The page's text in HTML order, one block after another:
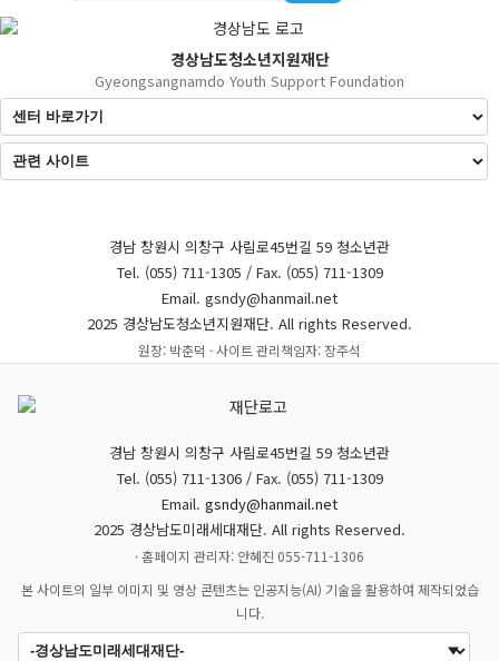
경상남도청소년지원재단
Gyeongsangnamdo Youth Support Foundation
경남 창원시 의창구 사림로45번길 59 청소년관
Tel. (055) 711-1305 / Fax. (055) 711-1309
Email. gsndy@hanmail.net
2025 경상남도청소년지원재단. All rights Reserved.
원장: 박춘덕 · 사이트 관리책임자: 장주석
경남 창원시 의창구 사림로45번길 59 청소년관
Tel. (055) 711-1306 / Fax. (055) 711-1309
Email. gsndy@hanmail.net
2025 경상남도미래세대재단. All rights Reserved.
· 홈페이지 관리자: 안혜진 055-711-1306
본 사이트의 일부 이미지 및 영상 콘텐츠는 인공지능(AI) 기술을 활용하여 제작되었습
니다.